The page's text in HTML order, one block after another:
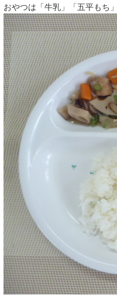
おやつは「牛乳」「五平もち